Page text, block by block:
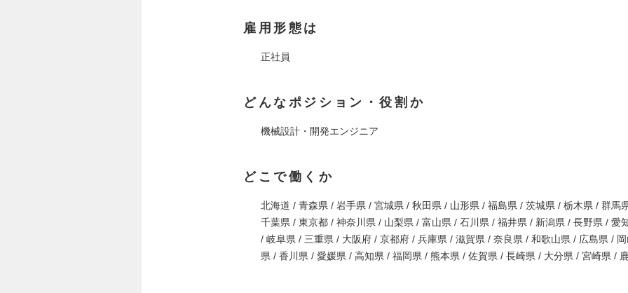
雇用形態は
正社員
どんなポジション・役割か
機械設計・開発エンジニア
どこで働くか
北海道 / 青森県 / 岩手県 / 宮城県 / 秋田県 / 山形県 / 福島県 / 茨城県 / 栃木県 / 群馬
千葉県 / 東京都 / 神奈川県 / 山梨県 / 富山県 / 石川県 / 福井県 / 新潟県 / 長野県 / 愛
/ 岐阜県 / 三重県 / 大阪府 / 京都府 / 兵庫県 / 滋賀県 / 奈良県 / 和歌山県 / 広島県 /
県 / 香川県 / 愛媛県 / 高知県 / 福岡県 / 熊本県 / 佐賀県 / 長崎県 / 大分県 / 宮崎県 /